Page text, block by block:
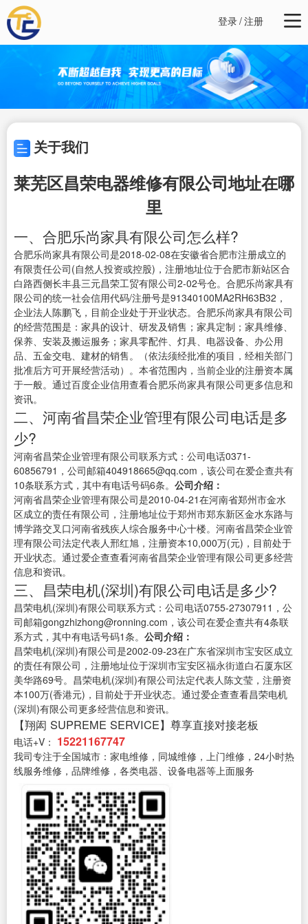
登录/注册
关于我们
莱芜区昌荣电器维修有限公司地址在哪
里
一、合肥乐尚家具有限公司怎么样?
合肥乐尚家具有限公司是2018-02-08在安徽省合肥市注册成立的
有限责任公司(自然人投资或控股)，注册地址位于合肥市新站区合
白路西侧长丰县三元昌荣工贸有限公司2-02号仓。合肥乐尚家具有
限公司的统一社会信用代码/注册号是91340100MA2RH63B32，
企业法人陈鹏飞，目前企业处于开业状态。合肥乐尚家具有限公司
的经营范围是：家具的设计、研发及销售；家具定制；家具维修、
保养、安装及搬运服务；家具零配件、灯具、电器设备、办公用
品、五金交电、建材的销售。（依法须经批准的项目，经相关部门
批准后方可开展经营活动）。本省范围内，当前企业的注册资本属
于一般。通过百度企业信用查看合肥乐尚家具有限公司更多信息和
资讯。
二、河南省昌荣企业管理有限公司电话是多
少?
河南省昌荣企业管理有限公司联系方式：公司电话0371-
60856791，公司邮箱404918665@qq.com，该公司在爱企查共有
10条联系方式，其中有电话号码6条。 公司介绍：
河南省昌荣企业管理有限公司是2010-04-21在河南省郑州市金水
区成立的责任有限公司，注册地址位于郑州市郑东新区金水东路与
博学路交叉口河南省残疾人综合服务中心十楼。河南省昌荣企业管
理有限公司法定代表人邢红旭，注册资本10,000万(元)，目前处于
开业状态。通过爱企查查看河南省昌荣企业管理有限公司更多经营
信息和资讯。
三、昌荣电机(深圳)有限公司电话是多少?
昌荣电机(深圳)有限公司联系方式：公司电话0755-27307911，公
司邮箱gongzhizhong@ronning.com，该公司在爱企查共有4条联
系方式，其中有电话号码1条。 公司介绍：
昌荣电机(深圳)有限公司是2002-09-23在广东省深圳市宝安区成立
的责任有限公司，注册地址位于深圳市宝安区福永街道白石厦东区
美华路69号。昌荣电机(深圳)有限公司法定代表人陈文莹，注册资
本100万(香港元)，目前处于开业状态。通过爱企查查看昌荣电机
(深圳)有限公司更多经营信息和资讯。
【翔闳 SUPREME SERVICE】尊享直接对接老板
电话+V： 15221167747
我司专注于全国城市：家电维修，同城维修，上门维修，24小时热
线服务维修，品牌维修，各类电器、设备电器等上面服务